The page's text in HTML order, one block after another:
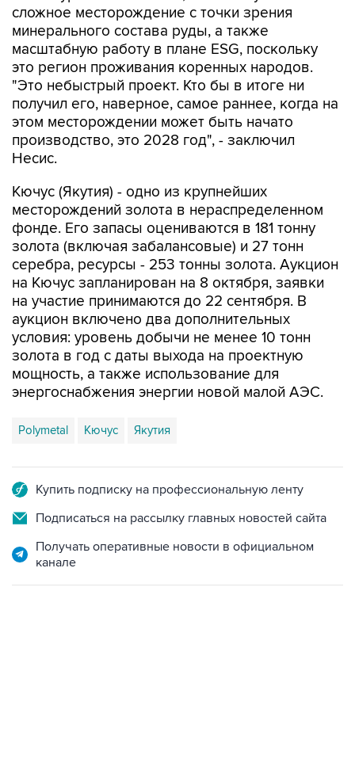
сложное месторождение с точки зрения
минерального состава руды, а также
масштабную работу в плане ESG, поскольку
это регион проживания коренных народов.
"Это небыстрый проект. Кто бы в итоге ни
получил его, наверное, самое раннее, когда на
этом месторождении может быть начато
производство, это 2028 год", - заключил
Несис.
Кючус (Якутия) - одно из крупнейших
месторождений золота в нераспределенном
фонде. Его запасы оцениваются в 181 тонну
золота (включая забалансовые) и 27 тонн
серебра, ресурсы - 253 тонны золота. Аукцион
на Кючус запланирован на 8 октября, заявки
на участие принимаются до 22 сентября. В
аукцион включено два дополнительных
условия: уровень добычи не менее 10 тонн
золота в год с даты выхода на проектную
мощность, а также использование для
энергоснабжения энергии новой малой АЭС.
Polymetal Кючус Якутия
Купить подписку на профессиональную ленту
Подписаться на рассылку главных новостей сайта
Получать оперативные новости в официальном
канале